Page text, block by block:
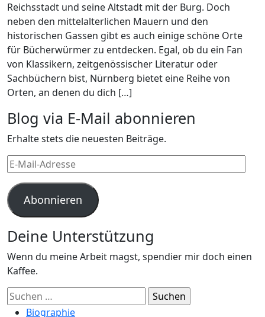
Reichsstadt und seine Altstadt mit der Burg. Doch
neben den mittelalterlichen Mauern und den
historischen Gassen gibt es auch einige schöne Orte
für Bücherwürmer zu entdecken. Egal, ob du ein Fan
von Klassikern, zeitgenössischer Literatur oder
Sachbüchern bist, Nürnberg bietet eine Reihe von
Orten, an denen du dich […]
Blog via E-Mail abonnieren
Erhalte stets die neuesten Beiträge.
E-
Mail-
Adresse
Abonnieren
Deine Unterstützung
Wenn du meine Arbeit magst, spendier mir doch einen
Kaffee.
Suchen
nach:Biographie